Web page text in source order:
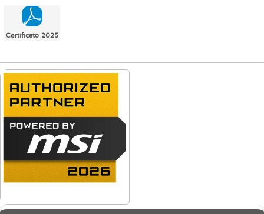
Certificato 2025